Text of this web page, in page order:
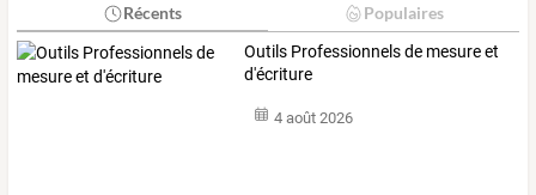
Récents Populaires
Outils Professionnels de mesure et
d'écriture
4 août 2026